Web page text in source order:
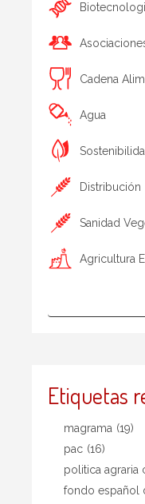
Cadena
Agua
Distribución
Sanidad
Agricultura
Etiquetas
magrama (19)
pac (16)
politica agraria
fondo español